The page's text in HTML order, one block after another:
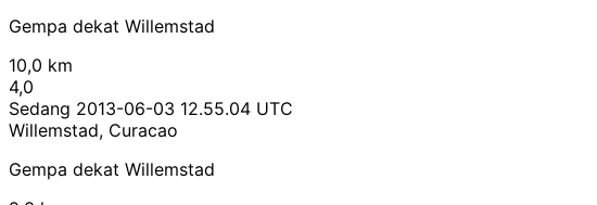
Gempa dekat Willemstad
10,0 km
4,0
Sedang 2013-06-03 12.55.04 UTC
Willemstad, Curacao
Gempa dekat Willemstad